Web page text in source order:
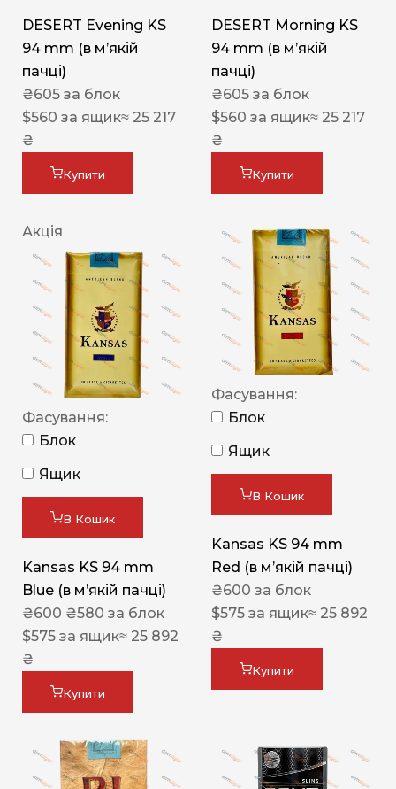
DESERT Evening KS
94 mm (в мʼякій
пачці)
₴605 за блок
$560 за ящик≈ 25 217
₴
Купити
DESERT Morning KS
94 mm (в мʼякій
пачці)
₴605 за блок
$560 за ящик≈ 25 217
₴
Купити
Акція
Фасування:
Блок
Ящик
В Кошик
Kansas KS 94 mm
Blue (в мʼякій пачці)
₴600 ₴580 за блок
$575 за ящик≈ 25 892
₴
Купити
Фасування:
Блок
Ящик
В Кошик
Kansas KS 94 mm
Red (в мʼякій пачці)
₴600 за блок
$575 за ящик≈ 25 892
₴
Купити